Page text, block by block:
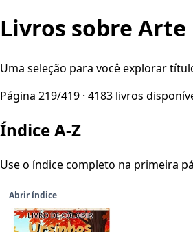
Livros sobre Arte
Uma seleção para você explorar
Página 219/419 · 4183 livros
Índice A-Z
Use o índice completo na primeira
Abrir índice